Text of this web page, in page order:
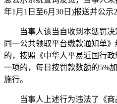
年1月1日至6月30日)报送并公示
当事人该当自收到本惩罚决
同一公共领取平台缴款通知单
的，按照《中华人平易近国行
一项的，每日按罚款数额的5%
施行。
当事人上述行为违法了《商